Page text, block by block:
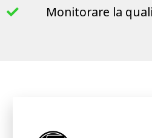
Monitorare la